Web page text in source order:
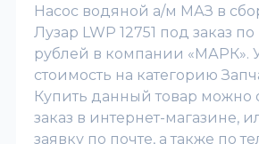
Насос водяной а/м МАЗ в
Лузар LWP 12751 под заказ по
рублей в компании «МАРК».
стоимость на категорию
Купить данный товар
заказ в интернет-магазине,
заявку по почте, а также по